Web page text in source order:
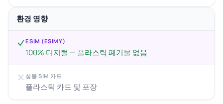
환경 영향
ESIM (ESIMY)
100% 디지털 — 플라스틱 폐기물 없음
실물 SIM 카드
플라스틱 카드 및 포장